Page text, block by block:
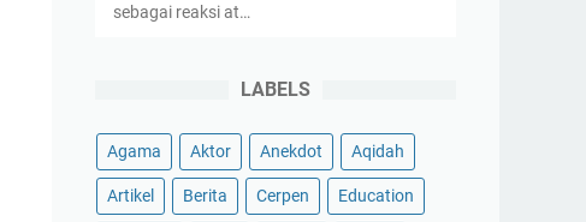
sebagai reaksi at…
LABELS
Agama Aktor Anekdot Aqidah
Artikel Berita Cerpen Education